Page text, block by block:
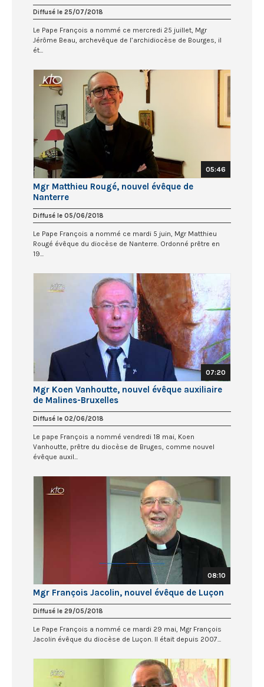
Diffusé le 25/07/2018
Le Pape François a nommé ce mercredi 25 juillet, Mgr
Jérôme Beau, archevêque de l’archidiocèse de Bourges, il
ét...
05:46
Mgr Matthieu Rougé, nouvel évêque de
Nanterre
Diffusé le 05/06/2018
Le Pape François a nommé ce mardi 5 juin, Mgr Matthieu
Rougé évêque du diocèse de Nanterre. Ordonné prêtre en
19...
07:20
Mgr Koen Vanhoutte, nouvel évêque auxiliaire
de Malines-Bruxelles
Diffusé le 02/06/2018
Le pape François a nommé vendredi 18 mai, Koen
Vanhoutte, prêtre du diocèse de Bruges, comme nouvel
évêque auxil...
08:10
Mgr François Jacolin, nouvel évêque de Luçon
Diffusé le 29/05/2018
Le Pape François a nommé ce mardi 29 mai, Mgr François
Jacolin évêque du diocèse de Luçon. Il était depuis 2007...